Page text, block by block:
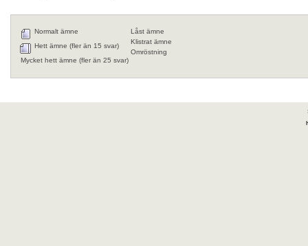
Normalt ämne
Hett ämne (fler än 15 svar)
Mycket hett ämne (fler än 25 svar)
Låst ämne
Klistrat ämne
Omröstning